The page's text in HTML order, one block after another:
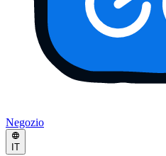
Negozio
IT